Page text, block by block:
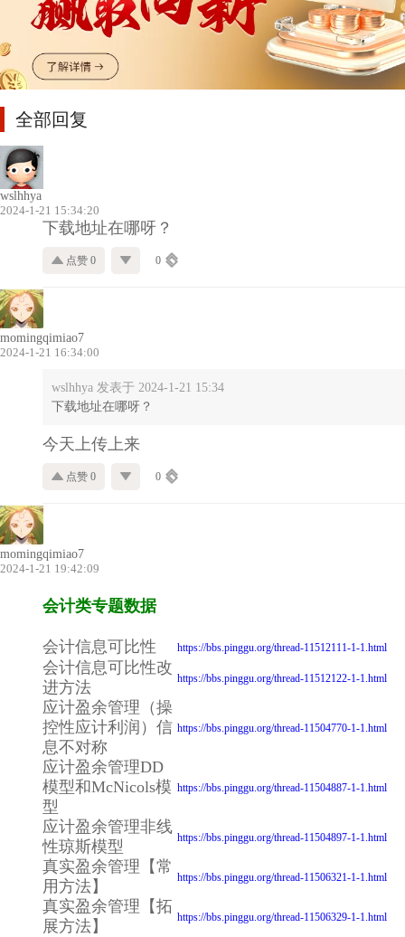
全部回复
wslhhya
2024-1-21 15:34:20
下载地址在哪呀？
点赞 0 0
momingqimiao7
2024-1-21 16:34:00
wslhhya 发表于 2024-1-21 15:34
下载地址在哪呀？
今天上传上来
点赞 0 0
momingqimiao7
2024-1-21 19:42:09
会计类专题数据
会计信息可比性 https://bbs.pinggu.org/thread-11512111-1-1.html
会计信息可比性改
进方法
https://bbs.pinggu.org/thread-11512122-1-1.html
应计盈余管理（操
控性应计利润）信
息不对称
https://bbs.pinggu.org/thread-11504770-1-1.html
应计盈余管理DD
模型和McNicols模
型
https://bbs.pinggu.org/thread-11504887-1-1.html
应计盈余管理非线
性琼斯模型
https://bbs.pinggu.org/thread-11504897-1-1.html
真实盈余管理【常
用方法】
https://bbs.pinggu.org/thread-11506321-1-1.html
真实盈余管理【拓
展方法】
https://bbs.pinggu.org/thread-11506329-1-1.html